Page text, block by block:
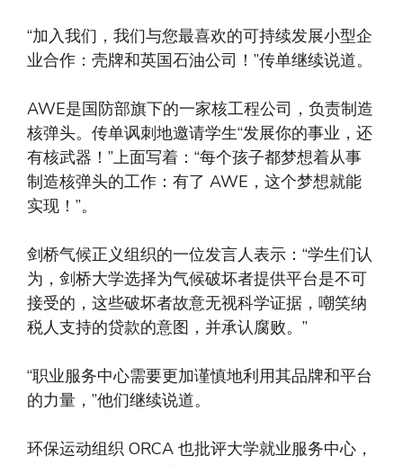
“加入我们，我们与您最喜欢的可持续发展小型企
业合作：壳牌和英国石油公司！”传单继续说道。
AWE是国防部旗下的一家核工程公司，负责制造
核弹头。传单讽刺地邀请学生“发展你的事业，还
有核武器！”上面写着：“每个孩子都梦想着从事
制造核弹头的工作：有了 AWE，这个梦想就能
实现！”。
剑桥气候正义组织的一位发言人表示：“学生们认
为，剑桥大学选择为气候破坏者提供平台是不可
接受的，这些破坏者故意无视科学证据，嘲笑纳
税人支持的贷款的意图，并承认腐败。”
“职业服务中心需要更加谨慎地利用其品牌和平台
的力量，”他们继续说道。
环保运动组织 ORCA 也批评大学就业服务中心，